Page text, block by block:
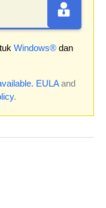
Windows®dan
EULAand
.